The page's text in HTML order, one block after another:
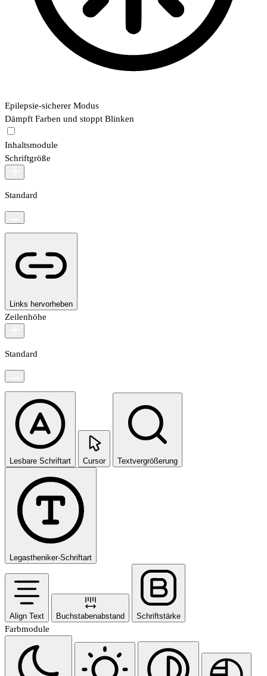
Epilepsie-sicherer Modus
Dämpft Farben und stoppt Blinken
Inhaltsmodule
Schriftgröße
Standard
Links hervorheben
Zeilenhöhe
Standard
Lesbare Schriftart Cursor Textvergrößerung
Legastheniker-Schriftart
Align Text Buchstabenabstand Schriftstärke
Farbmodule